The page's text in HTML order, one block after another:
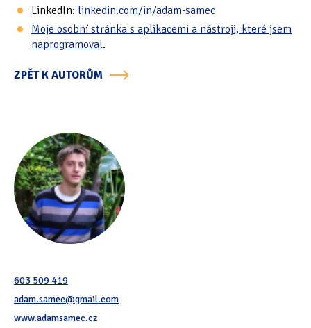
LinkedIn: linkedin.com/in/adam-samec
Moje osobní stránka s aplikacemi a nástroji, které jsem
naprogramoval.
ZPĚT K AUTORŮM
603 509 419
adam.samec@gmail.com
www.adamsamec.cz